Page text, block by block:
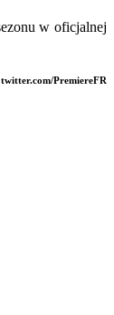
w oficjalnej
twitter.com/PremiereFR